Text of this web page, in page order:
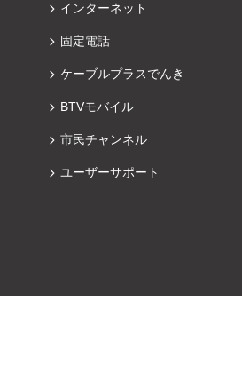
インターネット
固定電話
ケーブルプラスでんき
BTVモバイル
市民チャンネル
ユーザーサポート